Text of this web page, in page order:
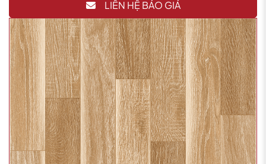
LIÊN HỆ BÁO GIÁ